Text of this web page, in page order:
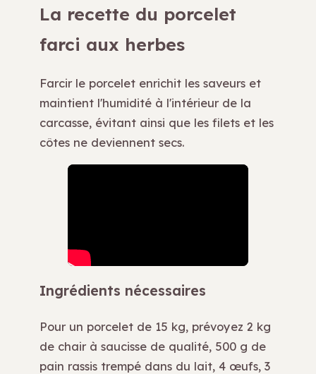
La recette du porcelet
farci aux herbes
Farcir le porcelet enrichit les saveurs et
maintient l'humidité à l'intérieur de la
carcasse, évitant ainsi que les filets et les
côtes ne deviennent secs.
Ingrédients nécessaires
Pour un porcelet de 15 kg, prévoyez 2 kg
de chair à saucisse de qualité, 500 g de
pain rassis trempé dans du lait, 4 œufs, 3